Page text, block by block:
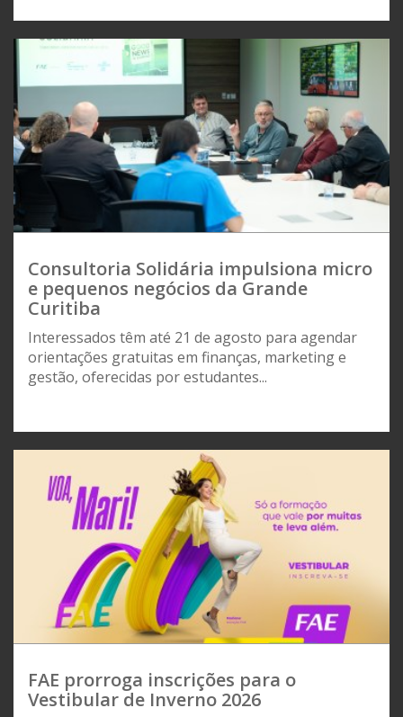
Consultoria Solidária impulsiona micro
e pequenos negócios da Grande
Curitiba
Interessados têm até 21 de agosto para agendar
orientações gratuitas em finanças, marketing e
gestão, oferecidas por estudantes...
FAE prorroga inscrições para o
Vestibular de Inverno 2026